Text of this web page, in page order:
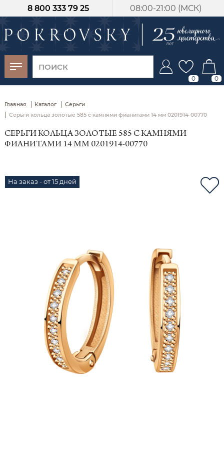
08:00-21:00 (МСК)
8 800 333 79 25
0 0
Главная | Каталог | Серьги
| Серьги кольца золотые 585 с камнями фианитами 14 мм 0201914-00770
СЕРЬГИ КОЛЬЦА ЗОЛОТЫЕ 585 С КАМНЯМИ
ФИАНИТАМИ 14 ММ 0201914-00770
На заказ - от 15 дней
-30%
от 15 дней с
момента оплаты